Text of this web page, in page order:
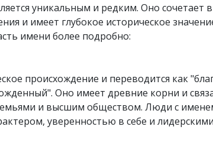
уникальным и редким. Оно сочетает в
и имеет глубокое историческое
имени более подробно:
происхождение и переводится как
Оно имеет древние корни и
и высшим обществом. Люди с
уверенностью в себе и